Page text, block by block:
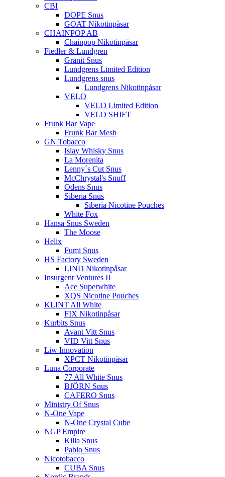
CBI
DOPE Snus
GOAT Nikotinpåsar
CHAINPOP AB
Chainpop Nikotinpåsar
Fiedler & Lundgren
Granit Snus
Lundgrens Limited Edition
Lundgrens snus
Lundgrens Nikotinpåsar
VELO
VELO Limited Edition
VELO SHIFT
Frunk Bar Vape
Frunk Bar Mesh
GN Tobacco
Islay Whisky Snus
La Morenita
Lenny´s Cut Snus
McChrystal's Snuff
Odens Snus
Siberia Snus
Siberia Nicotine Pouches
White Fox
Hansa Snus Sweden
The Moose
Helix
Fumi Snus
HS Factory Sweden
LIND Nikotinpåsar
Insurgent Ventures II
Ace Superwhite
XQS Nicotine Pouches
KLINT All White
FIX Nikotinpåsar
Kurbits Snus
Avant Vitt Snus
VID Vitt Snus
Liw Innovation
XPCT Nikotinpåsar
Luna Corporate
77 All White Snus
BJÖRN Snus
CAFERO Snus
Ministry Of Snus
N-One Vape
N-One Crystal Cube
NGP Empire
Killa Snus
Pablo Snus
Nicotobacco
CUBA Snus